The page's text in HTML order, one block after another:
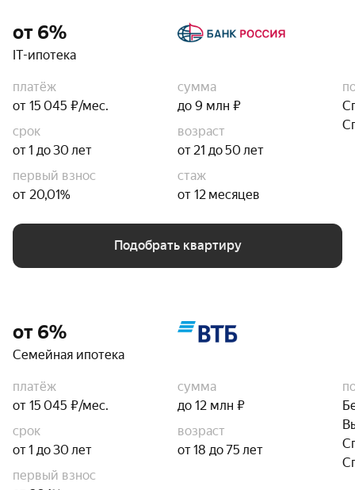
от 6%
IT-ипотека
платёж
от 15 045 ₽/мес.
сумма
до 9 млн ₽
срок
от 1 до 30 лет
возраст
от 21 до 50 лет
первый взнос
от 20,01%
стаж
от 12 месяцев
Подобрать квартиру
от 6%
Семейная ипотека
платёж
от 15 045 ₽/мес.
сумма
до 12 млн ₽
срок
от 1 до 30 лет
возраст
от 18 до 75 лет
первый взнос